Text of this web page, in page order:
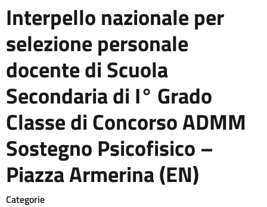
Interpello nazionale per
selezione personale
docente di Scuola
Secondaria di I° Grado
Classe di Concorso ADMM
Sostegno Psicofisico –
Piazza Armerina (EN)
Categorie